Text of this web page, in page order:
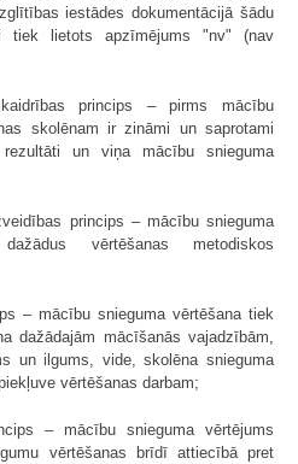
iestādes dokumentācijā šādu
tiek lietots apzīmējums "nv" (nav
princips – pirms mācību
skolēnam ir zināmi un saprotami
rezultāti un viņa mācību snieguma
princips – mācību snieguma
vērtēšanas metodiskos
– mācību snieguma vērtēšana tiek
dažādajām mācīšanās vajadzībām,
un ilgums, vide, skolēna snieguma
vērtēšanas darbam;
– mācību snieguma vērtējums
vērtēšanas brīdī attiecībā pret